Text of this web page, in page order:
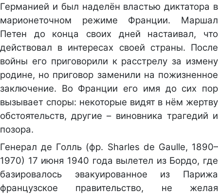
Германией и был наделён властью диктатора в
марионеточном режиме Франции. Маршал
Петен до конца своих дней настаивал, что
действовал в интересах своей страны. После
войны его приговорили к расстрелу за измену
родине, но приговор заменили на пожизненное
заключение. Во Франции его имя до сих пор
вызывает споры: некоторые видят в нём жертву
обстоятельств, другие – виновника трагедий и
позора.
Генерал де Голль (фр. Sharles de Gaulle, 1890–
1970) 17 июня 1940 года вылетел из Бордо, где
базировалось эвакуированное из Парижа
французское правительство, не желая